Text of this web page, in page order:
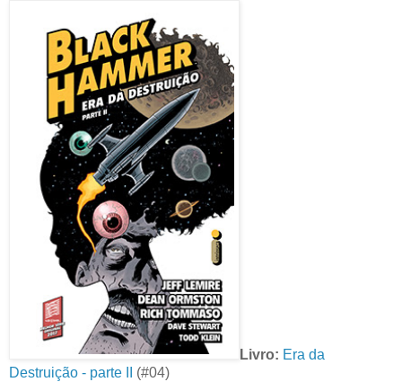
Livro: Era da
Destruição - parte II
(#04)